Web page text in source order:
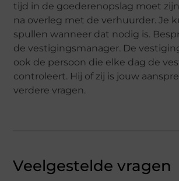
tijd in de goederenopslag moet
na overleg met de verhuurder. Je
spullen wanneer dat nodig is.
de vestigingsmanager. De
ook de persoon die elke dag de
controleert. Hij of zij is jouw
verdere vragen.
Veelgestelde vragen